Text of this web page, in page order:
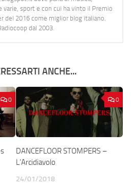
varie, sport e con cui ha vinto il Premio
del 2016 come miglior blog italiano.
dal 2003.
ANCHE...
0 0
DANCEFLOOR STOMPERS –
L’Arcidiavolo
24/01/2018